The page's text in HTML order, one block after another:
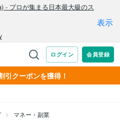
引クーポンを獲得！
マネー・副業